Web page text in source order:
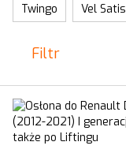
Twingo Vel Satis
Filtr